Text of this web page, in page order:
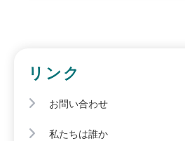
リンク
お問い合わせ
私たちは誰か